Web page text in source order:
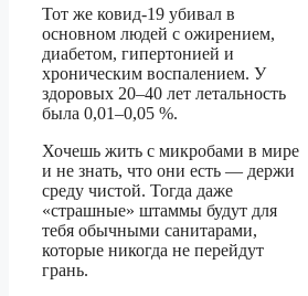
Тот же ковид-19 убивал в
основном людей с ожирением,
диабетом, гипертонией и
хроническим воспалением. У
здоровых 20–40 лет летальность
была 0,01–0,05 %.
Хочешь жить с микробами в мире
и не знать, что они есть — держи
среду чистой. Тогда даже
«страшные» штаммы будут для
тебя обычными санитарами,
которые никогда не перейдут
грань.